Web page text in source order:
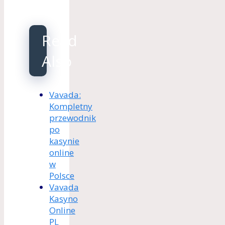
Read
Also
Vavada:
Kompletny
przewodnik
po
kasynie
online
w
Polsce
Vavada
Kasyno
Online
PL